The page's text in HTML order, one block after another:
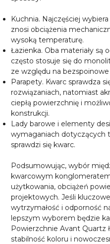
Kuchnia. Najczęściej
znosi obciążenia
wysoką temperaturę.
Łazienka. Oba materiały są
często stosuje się do
ze względu na bezspoinowe
Parapety. Kwarc sprawdza
rozwiązaniach, natomiast
ciepłą powierzchnię i
konstrukcji.
Lady barowe i elementy
wymaganiach dotyczących
sprawdzi się kwarc.
Podsumowując, wybór
kwarcowym
użytkowania, obciążeń
projektowych. Jeśli
wytrzymałość i odporność
lepszym wyborem będzie
Powierzchnie Avant Quartz
stabilność koloru i